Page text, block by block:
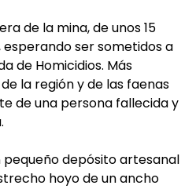
de la mina, de unos 15
ser sometidos a
de Homicidios. Más
la región y de las faenas
de una persona fallecida y
pequeño depósito artesanal
hoyo de un ancho